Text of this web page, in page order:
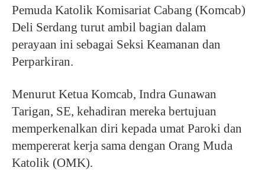
Pemuda Katolik Komisariat Cabang (Komcab)
Deli Serdang turut ambil bagian dalam
perayaan ini sebagai Seksi Keamanan dan
Perparkiran.
Menurut Ketua Komcab, Indra Gunawan
Tarigan, SE, kehadiran mereka bertujuan
memperkenalkan diri kepada umat Paroki dan
mempererat kerja sama dengan Orang Muda
Katolik (OMK).